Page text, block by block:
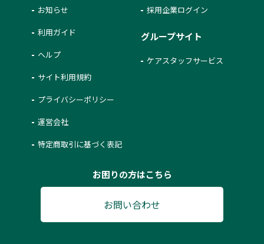
お知らせ
利用ガイド
ヘルプ
サイト利用規約
プライバシーポリシー
運営会社
特定商取引に基づく表記
採用企業ログイン
グループサイト
ケアスタッフサービス
お困りの方はこちら
お問い合わせ